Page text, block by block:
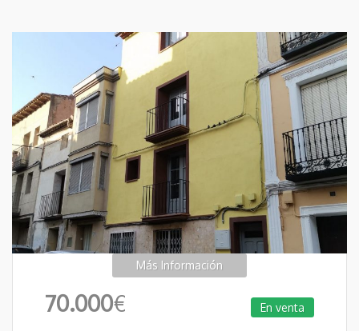
Más Información
70.000€ En venta